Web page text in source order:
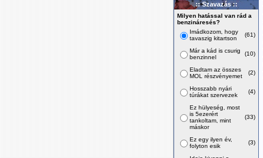
:: Szavazás ::
Milyen hatással van rád a
benzináresés?
Imádkozom, hogy
tavaszig kitartson
(61)
Már a kád is csurig
benzinnel
(10)
Eladtam az összes
MOL részvényemet
(2)
Hosszabb nyári
túrákat szervezek
(4)
Ez hülyeség, most
is 5ezerért
tankoltam, mint
máskor
(33)
Ez egy ilyen év,
folyton esik
(3)